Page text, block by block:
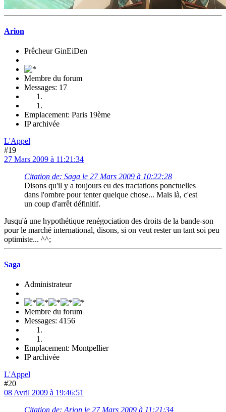
Arion
Prêcheur GinEiDen
Membre du forum
Messages: 17
Emplacement: Paris 19ème
IP archivée
L'Appel
#19
27 Mars 2009 à 11:21:34
Citation de: Saga le 27 Mars 2009 à 10:22:28
Disons qu'il y a toujours eu des tractations ponctuelles
dans l'ombre pour tenter quelque chose... Mais là, c'est
un coup d'arrêt définitif.
Jusqu'à une hypothétique renégociation des droits de la bande-son
pour le marché international, disons, si on veut rester un tant soi peu
optimiste... ^^;
Saga
Administrateur
Membre du forum
Messages: 4156
Emplacement: Montpellier
IP archivée
L'Appel
#20
08 Avril 2009 à 19:46:51
Citation de: Arion le 27 Mars 2009 à 11:21:34